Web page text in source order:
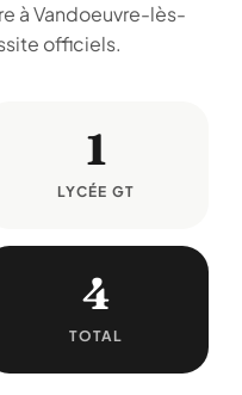
à Vandoeuvre-lès-
officiels.
1
LYCÉE GT
4
TOTAL